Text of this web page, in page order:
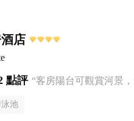
店
點評 “客房陽台可觀賞河景
池